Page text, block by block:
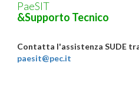
PaeSIT
&Supporto Tecnico
Contatta l'assistenza SUDE
paesit@pec.it